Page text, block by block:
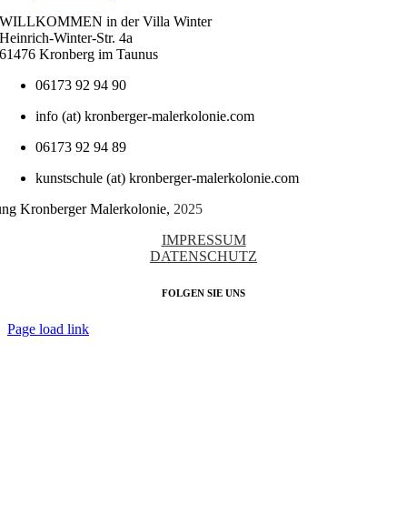
WILLKOMMEN in der Villa Winter
Heinrich-Winter-Str. 4a
61476 Kronberg im Taunus
06173 92 94 90
info (at) kronberger-malerkolonie.com
06173 92 94 89
kunstschule (at) kronberger-malerkolonie.com
Kronberger Malerkolonie, 2025
IMPRESSUM
DATENSCHUTZ
FOLGEN SIE UNS
Page load link